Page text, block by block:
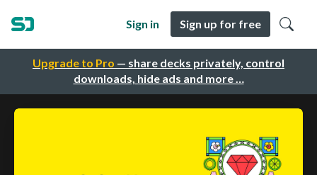
Upgrade to Pro — share decks privately, control
downloads, hide ads and more …
Sign in Sign up for free